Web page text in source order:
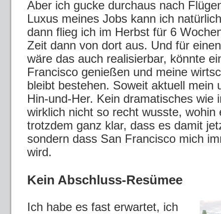
Aber ich gucke durchaus nach
Luxus meines Jobs kann ich
dann flieg ich im Herbst für 6
Zeit dann von dort aus. Und für
wäre das auch realisierbar, könnte
Francisco genießen und meine
bleibt bestehen. Soweit aktuell mein
Hin-und-Her. Kein dramatisches wie
wirklich nicht so recht wusste, wohin
trotzdem ganz klar, dass es damit
sondern dass San Francisco mich
wird.
Kein Abschluss-Resümee
Ich habe es fast erwartet, ich